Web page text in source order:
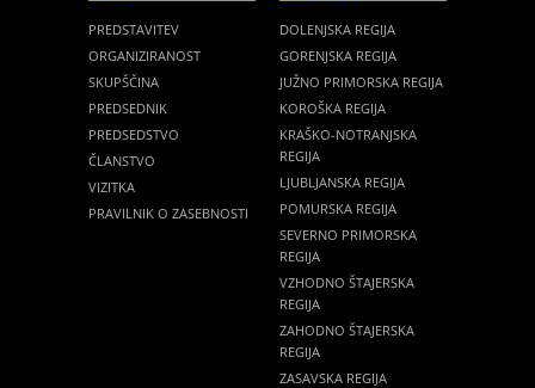
PREDSTAVITEV
ORGANIZIRANOST
SKUPŠČINA
PREDSEDNIK
PREDSEDSTVO
ČLANSTVO
VIZITKA
PRAVILNIK O ZASEBNOSTI
DOLENJSKA REGIJA
GORENJSKA REGIJA
JUŽNO PRIMORSKA REGIJA
KOROŠKA REGIJA
KRAŠKO-NOTRANJSKA
REGIJA
LJUBLJANSKA REGIJA
POMURSKA REGIJA
SEVERNO PRIMORSKA
REGIJA
VZHODNO ŠTAJERSKA
REGIJA
ZAHODNO ŠTAJERSKA
REGIJA
ZASAVSKA REGIJA